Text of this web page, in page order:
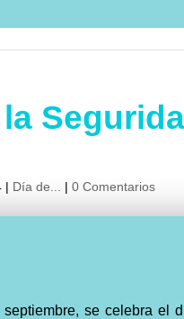
| Día de... |0 Comentarios
se celebra el